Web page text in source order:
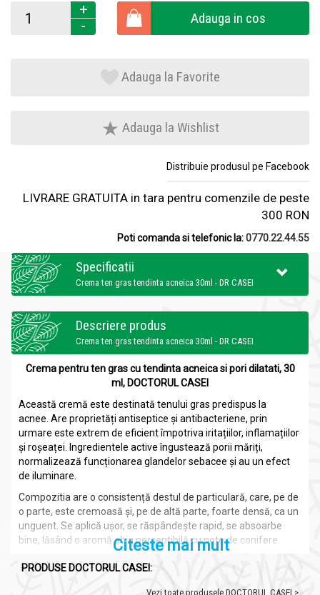
+
-
Adauga in cos
Adauga la Favorite
Adauga la Wishlist
Distribuie produsul pe Facebook
LIVRARE GRATUITA in tara pentru comenzile de peste
300 RON
Poti comanda si telefonic la:0770.22.44.55
Specificatii
Crema ten gras tendinta acneica 30ml - DR CASEI
Descriere produs
Crema ten gras tendinta acneica 30ml - DR CASEI
Crema pentru ten gras cu tendinta acneica si pori dilatati, 30
ml, DOCTORUL CASEI
Această cremă este destinată tenului gras predispus la
acnee. Are proprietăți antiseptice și antibacteriene, prin
urmare este extrem de eficient împotriva iritațiilor, inflamațiilor
și roșeaței. Ingredientele active îngustează porii măriți,
normalizează funcționarea glandelor sebacee și au un efect
de iluminare.
Compozitia are o consistență destul de particulară, care, pe de
o parte, este cremoasă și, pe de altă parte, foarte densă, ca un
unguent. Se aplică ușor, se răspândește rapid, se absoarbe
bine, lăsând o aromă abia perceptibilă cu note de conifere.
Principalul ingredient activ este sucul de aloe, o plantă de
economisire a umidității, bactericide și antimicrobiene. Datorită
Citeste mai mult
PRODUSE DOCTORUL CASEI:
Vezi toate produsele DOCTORUL CASEI >